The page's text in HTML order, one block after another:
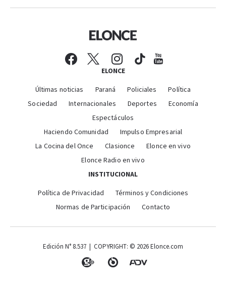
ELONCE
Últimas noticias Paraná Policiales
Política
Sociedad
Internacionales Deportes
Economía
Espectáculos
Haciendo Comunidad
Impulso Empresarial
La Cocina del Once
Clasionce
Elonce en vivo
Elonce Radio en vivo
INSTITUCIONAL
Política de Privacidad
Términos y Condiciones
Normas de Participación
Contacto
Edición N° 8.537 | COPYRIGHT: © 2026 Elonce.com